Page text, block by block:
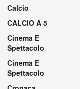
Calcio
CALCIO A 5
Cinema E
Spettacolo
Cinema E
Spettacolo